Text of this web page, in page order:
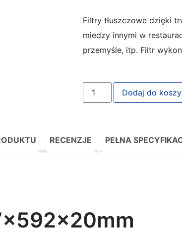
Filtry tłuszczowe dzięki
miedzy innymi w
przemyśle, itp. Filtr
Dodaj do
RECENZJE PEŁNA